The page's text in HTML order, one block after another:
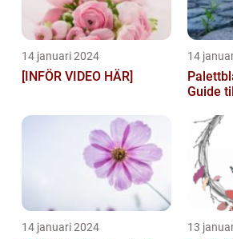
14 januari 2024
[INFÖR VIDEO HÄR]
14
Guide
14 januari 2024 13